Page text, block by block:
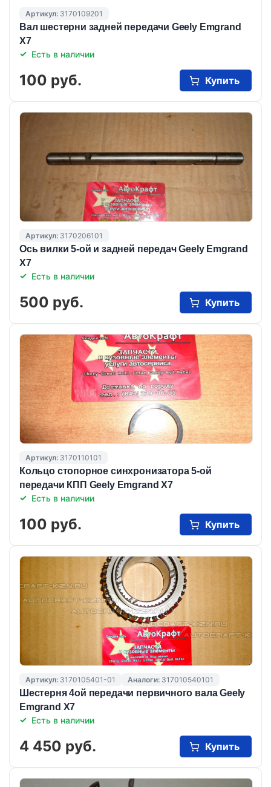
Артикул: 3170109201
Вал шестерни задней передачи Geely Emgrand
X7
Есть в наличии
100 руб. Купить
Артикул: 3170206101
Ось вилки 5-ой и задней передач Geely Emgrand
X7
Есть в наличии
500 руб. Купить
Артикул: 3170110101
Кольцо стопорное синхронизатора 5-ой
передачи КПП Geely Emgrand X7
Есть в наличии
100 руб. Купить
Артикул: 3170105401-01 Аналоги: 317010540101
Шестерня 4ой передачи первичного вала Geely
Emgrand X7
Есть в наличии
4 450 руб. Купить